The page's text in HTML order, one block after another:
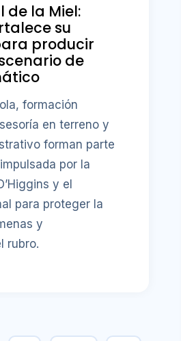
de la Miel:
su
producir
de
formación
en terreno y
forman parte
por la
y el
para proteger la
y
rubro.